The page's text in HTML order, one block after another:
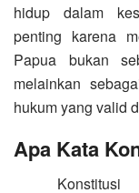
hidup dalam
penting karena
Papua bukan
melainkan
hukum yang valid
Apa Kata